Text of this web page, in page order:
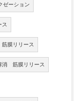
ーション
ス
膜リリース
消 筋膜リリース